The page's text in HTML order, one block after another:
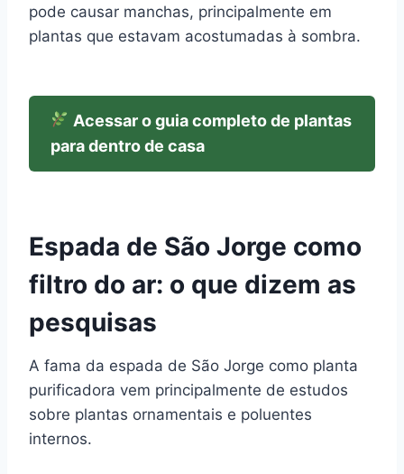
pode causar manchas, principalmente em
plantas que estavam acostumadas à sombra.
Acessar o guia completo de plantas
para dentro de casa
Espada de São Jorge como
filtro do ar: o que dizem as
pesquisas
A fama da espada de São Jorge como planta
purificadora vem principalmente de estudos
sobre plantas ornamentais e poluentes
internos.